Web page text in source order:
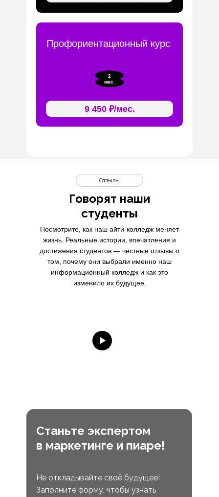
2
мес.
Профориентационный курс
9 450 ₽/мес.
Говорят наши
студенты
Отзывы
Посмотрите, как наш айти-колледж меняет
жизнь. Реальные истории, впечатления и
достижения студентов — честные отзывы о
том, почему они выбрали именно наш
информационный колледж и как это
изменило их будущее.
Станьте экспертом
в маркетинге и пиаре!
Не откладывайте своё будущее!
Заполните форму, чтобы узнать